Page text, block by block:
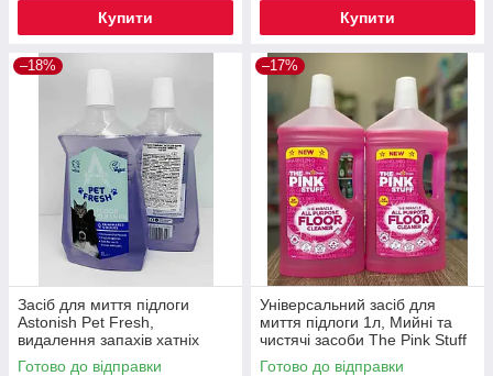
Купити Купити
–18%
Засіб для миття підлоги
Astonish Pet Fresh,
видалення запахів хатніх
тварин, концентрат, 1000 мл
Готово до відправки
–17%
Універсальний засіб для
миття підлоги 1л, Мийні та
чистячі засоби The Pink Stuff
Готово до відправки